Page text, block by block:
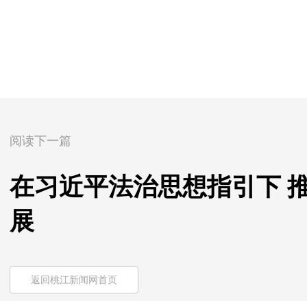
阅读下一篇
在习近平法治思想指引下
展
返回桃江新闻网首页